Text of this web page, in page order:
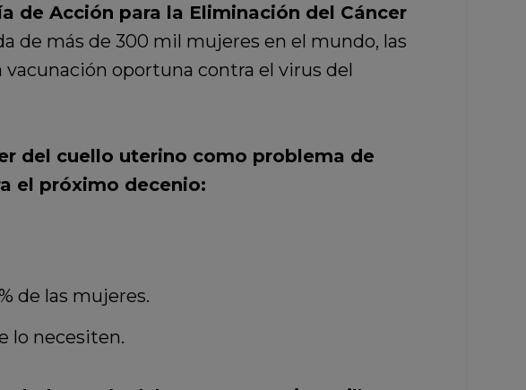
de Acción para la Eliminación del Cáncer
de más de 300 mil mujeres en el mundo, las
oportuna contra el virus del
del cuello uterino como problema de
el próximo decenio:
de las mujeres.
lo necesiten.